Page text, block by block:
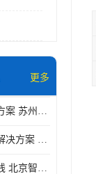
更多
质量管理实训教学方案 苏州质量管理实训 _京创智业
质量管理实验设备解决方案 徐州质量管理实训 _京创智业
数字孪生虚拟生产线 北京智能制造仿真应用